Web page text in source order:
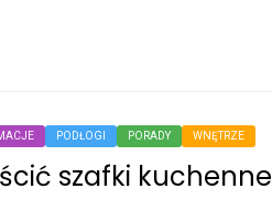
PODŁOGI PORADY WNĘTRZE
szafki kuchenne